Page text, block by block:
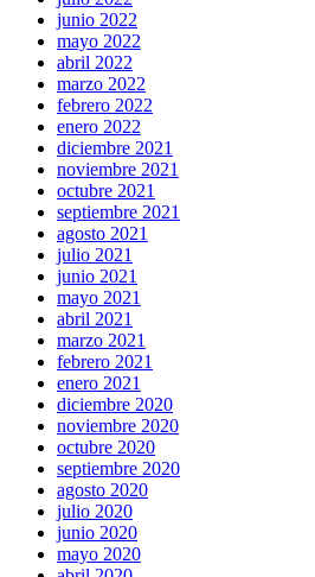
junio 2022
mayo 2022
abril 2022
marzo 2022
febrero 2022
enero 2022
diciembre 2021
noviembre 2021
octubre 2021
septiembre 2021
agosto 2021
julio 2021
junio 2021
mayo 2021
abril 2021
marzo 2021
febrero 2021
enero 2021
diciembre 2020
noviembre 2020
octubre 2020
septiembre 2020
agosto 2020
julio 2020
junio 2020
mayo 2020